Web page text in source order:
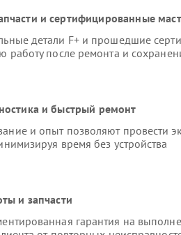
и сертифицированные
детали F+ и прошедшие
работу после ремонта и
и быстрый ремонт
и опыт позволяют провести
время без устройства
и запчасти
гарантия на